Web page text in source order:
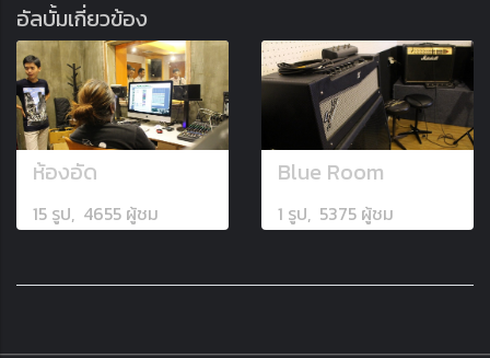
อัลบั้มเกี่ยวข้อง
ห้องอัด
15 รูป, 4655 ผู้ชม
Blue Room
1 รูป, 5375 ผู้ชม